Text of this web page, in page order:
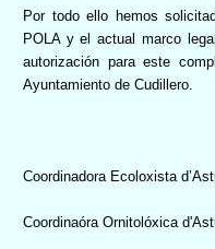
Por todo ello hemos
POLA y el actual marco
autorización para este
Ayuntamiento de Cudillero.
Coordinadora Ecoloxista
Coordinaóra Ornitolóxica